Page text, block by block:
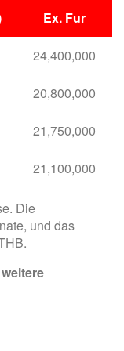
Ex. Fur
24,400,000
20,800,000
21,750,000
21,100,000
Die
und das